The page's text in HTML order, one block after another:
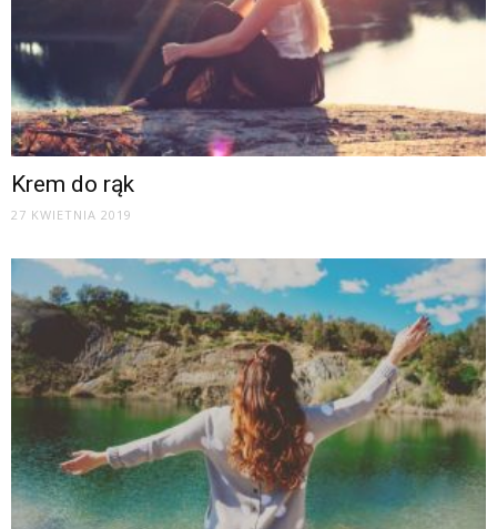
Krem do rąk
27 KWIETNIA 2019